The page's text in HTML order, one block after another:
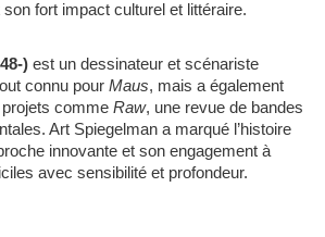
fort impact culturel et littéraire.
) est un dessinateur et scénariste
connu pour Maus, mais a également
projets comme Raw, une revue de bandes
Art Spiegelman a marqué l’histoire
innovante et son engagement à
avec sensibilité et profondeur.